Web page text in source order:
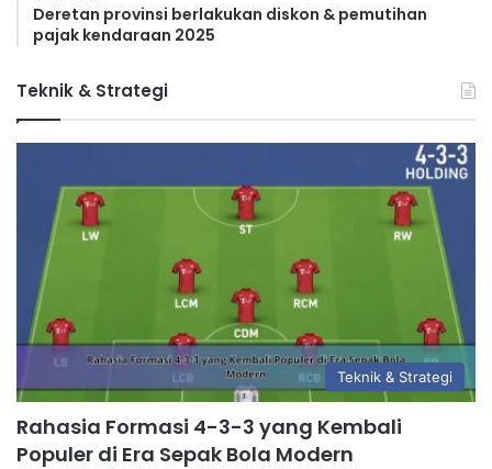
Deretan provinsi berlakukan diskon & pemutihan
pajak kendaraan 2025
Teknik & Strategi
Teknik & Strategi
Rahasia Formasi 4-3-3 yang Kembali
Populer di Era Sepak Bola Modern